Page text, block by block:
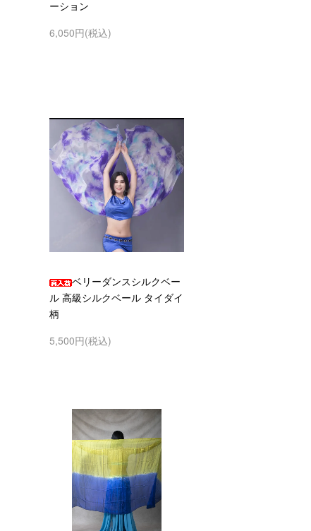
ーション
6,050円(税込)
ベリーダンスシルクベー
ル 高級シルクベール タイダイ
柄
5,500円(税込)